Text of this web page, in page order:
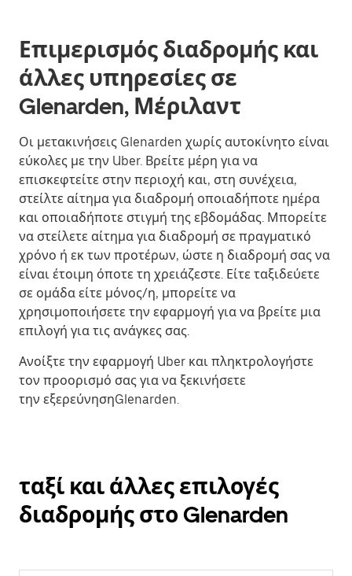
Επιμερισμός διαδρομής και
άλλες υπηρεσίες σε
Glenarden, Μέριλαντ
Οι μετακινήσεις Glenarden χωρίς αυτοκίνητο είναι
εύκολες με την Uber. Βρείτε μέρη για να
επισκεφτείτε στην περιοχή και, στη συνέχεια,
στείλτε αίτημα για διαδρομή οποιαδήποτε ημέρα
και οποιαδήποτε στιγμή της εβδομάδας. Μπορείτε
να στείλετε αίτημα για διαδρομή σε πραγματικό
χρόνο ή εκ των προτέρων, ώστε η διαδρομή σας να
είναι έτοιμη όποτε τη χρειάζεστε. Είτε ταξιδεύετε
σε ομάδα είτε μόνος/η, μπορείτε να
χρησιμοποιήσετε την εφαρμογή για να βρείτε μια
επιλογή για τις ανάγκες σας.
Ανοίξτε την εφαρμογή Uber και πληκτρολογήστε
τον προορισμό σας για να ξεκινήσετε
την εξερεύνησηGlenarden.
ταξί και άλλες επιλογές
διαδρομής στο Glenarden